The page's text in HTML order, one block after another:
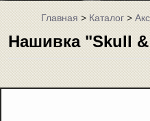
Главная>Каталог>
Нашивка "Skull